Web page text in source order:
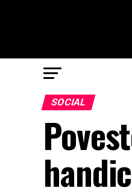
SOCIAL